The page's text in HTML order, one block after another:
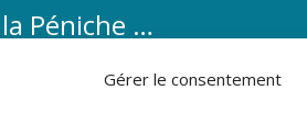
Gérer le consentement
Péniche …
…